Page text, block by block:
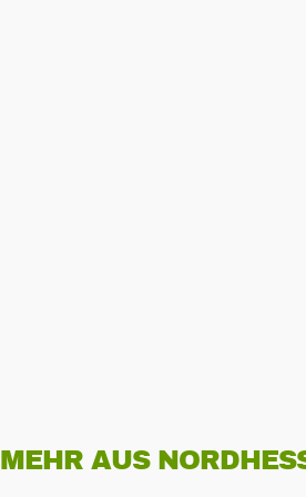
MEHR AUS